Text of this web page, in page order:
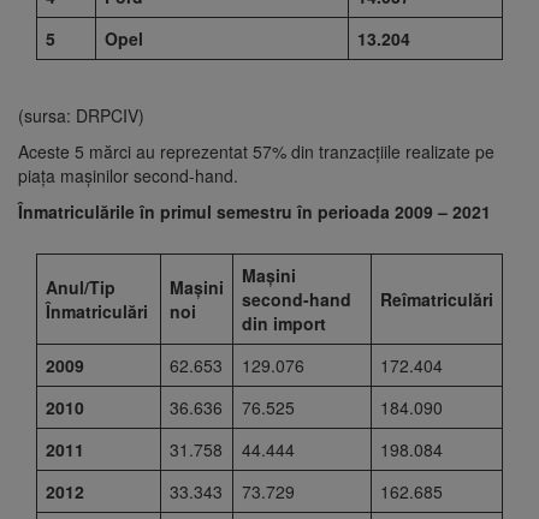
5
Opel 13.204
(sursa: DRPCIV)
Aceste 5 mărci au reprezentat 57% din tranzacțiile realizate pe
piața mașinilor second-hand.
Înmatriculările în primul semestru în perioada 2009 – 2021
Anul/Tip
Înmatriculări
Mașini
noi
Mașini
second-hand
din import
Reîmatriculări
2009 62.653 129.076
172.404
2010
36.636 76.525
184.090
2011
31.758 44.444
198.084
2012
33.343 73.729
162.685